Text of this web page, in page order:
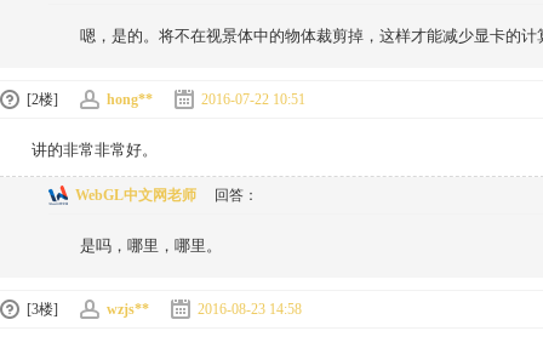
嗯，是的。将不在视景体中的物体裁剪掉，这样才能减少显卡的计
[2楼] hong** 2016-07-22 10:51
讲的非常非常好。
WebGL中文网老师 回答：
是吗，哪里，哪里。
[3楼] wzjs** 2016-08-23 14:58